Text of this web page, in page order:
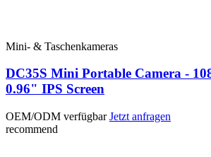
Mini- & Taschenkameras
DC35S Mini Portable Camera -
0.96" IPS Screen
OEM/ODM verfügbar Jetzt anfragen
recommend